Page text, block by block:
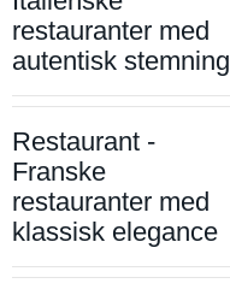
restauranter med
autentisk stemning
Restaurant -
Franske
restauranter med
klassisk elegance